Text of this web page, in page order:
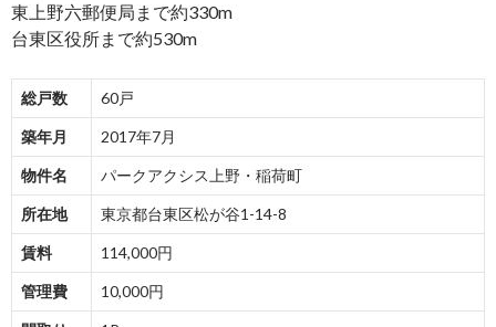
東上野六郵便局まで約330m
台東区役所まで約530m
総戸数 60戸
築年月 2017年7月
物件名 パークアクシス上野・稲荷町
所在地 東京都台東区松が谷1-14-8
賃料 114,000円
管理費 10,000円